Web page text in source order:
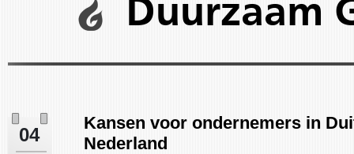
Duurzaam
04
Kansen voor ondernemers in
Nederland